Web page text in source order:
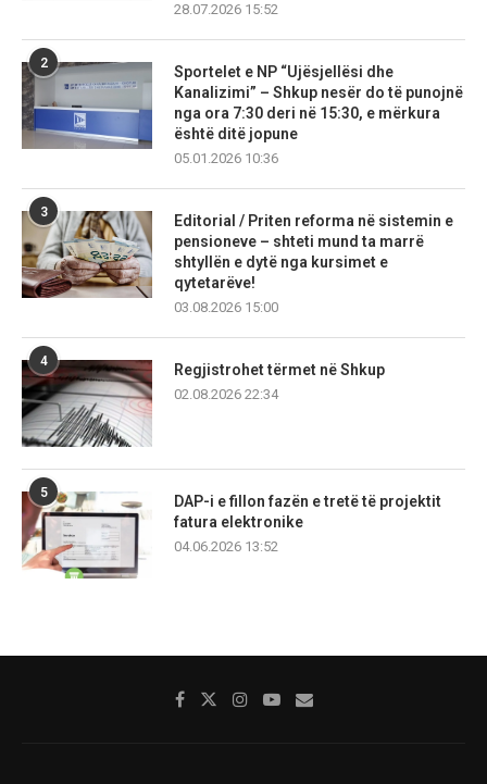
28.07.2026 15:52
2
Sportelet e NP “Ujësjellësi dhe
Kanalizimi” – Shkup nesër do të punojnë
nga ora 7:30 deri në 15:30, e mërkura
është ditë jopune
05.01.2026 10:36
3
Editorial / Priten reforma në sistemin e
pensioneve – shteti mund ta marrë
shtyllën e dytë nga kursimet e
qytetarëve!
03.08.2026 15:00
4
Regjistrohet tërmet në Shkup
02.08.2026 22:34
5
DAP-i e fillon fazën e tretë të projektit
fatura elektronike
04.06.2026 13:52